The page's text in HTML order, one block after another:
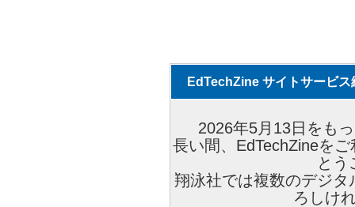
EdTechZine サイトサービス
2026年5月13日をも
長い間、EdTechZineを
とう
翔泳社では複数のデジ
ろしけ